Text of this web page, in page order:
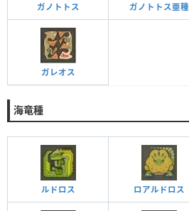
ガノトトス ガノトトス亜種
ガレオス
海竜種
ルドロス ロアルドロス